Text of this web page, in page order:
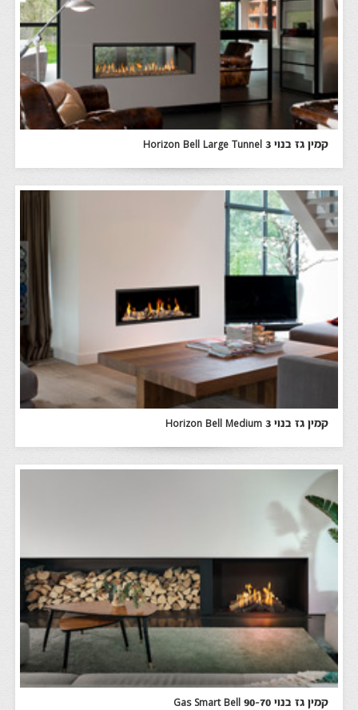
קמין גז בנוי 3 Horizon Bell Large Tunnel
קמין גז בנוי Horizon Bell Medium 3
קמין גז בנוי Gas Smart Bell 90-70